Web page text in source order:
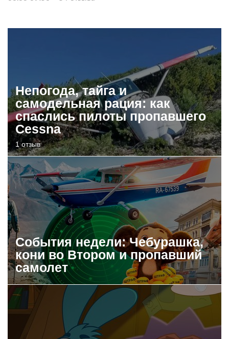
Непогода, тайга и
самодельная рация: как
спаслись пилоты пропавшего
Cessna
1 отзыв
События недели: Чебурашка,
кони во Втором и пропавший
самолет